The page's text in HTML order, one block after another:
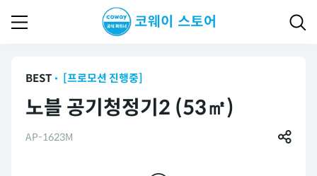
BEST [프로모션 진행중]
노블 공기청정기2 (53㎡)
AP-1623M